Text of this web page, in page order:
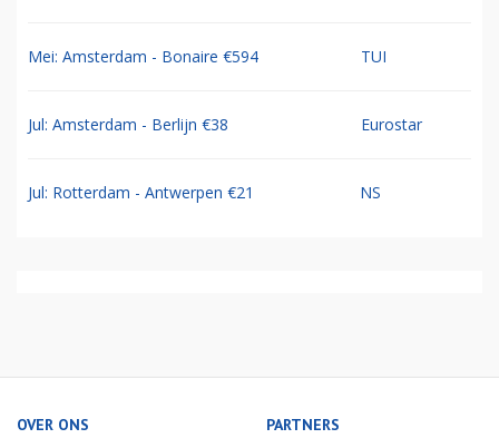
Mei: Amsterdam - Bonaire €594 TUI
Jul: Amsterdam - Berlijn €38 Eurostar
Jul: Rotterdam - Antwerpen €21 NS
OVER ONS PARTNERS